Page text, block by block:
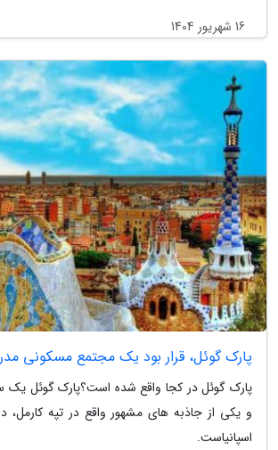
16 شهریور 1404
پارک گوئل، قرار بود یک مجتمع مسکونی
پارک گوئل در کجا واقع شده است؟پارک گوئل یک
و یکی از جاذبه های مشهور واقع در تپه کارمل، در
اسپانیاست.